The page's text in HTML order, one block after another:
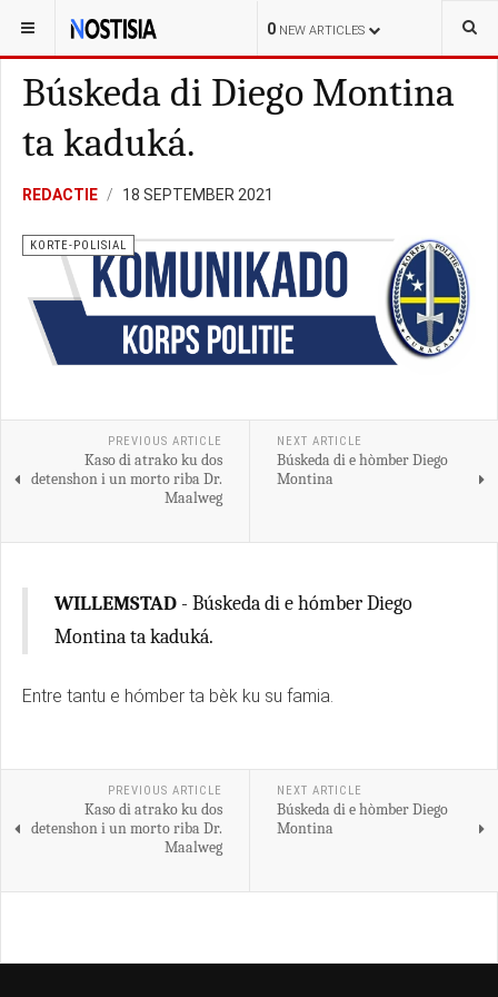
0 NEW ARTICLES
YOU ARE HERE: CURAÇAO KORTE-POLISIAL
Búskeda di Diego Montina
ta kaduká.
REDACTIE 18 SEPTEMBER 2021
KORTE-POLISIAL
PREVIOUS ARTICLE
Kaso di atrako ku dos
detenshon i un morto riba Dr.
Maalweg
NEXT ARTICLE
Búskeda di e hòmber Diego
Montina
WILLEMSTAD - Búskeda di e hómber Diego
Montina ta kaduká.
Entre tantu e hómber ta bèk ku su famia.
PREVIOUS ARTICLE
Kaso di atrako ku dos
detenshon i un morto riba Dr.
Maalweg
NEXT ARTICLE
Búskeda di e hòmber Diego
Montina